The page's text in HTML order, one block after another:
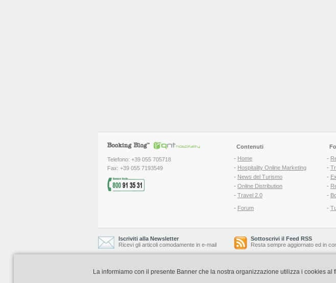
Telefono: +39 055 705718
Fax: +39 055 7193549
Contenuti
- Home
- Hospitality Online Marketing
- News del Turismo
- Online Distribution
- Travel 2.0
- Forum
-
-
-
-
-
-
Iscriviti alla Newsletter
Ricevi gli articoli comodamente in e-mail
Sottoscrivi il Feed RSS
Resta sempre aggiornato ed in
Booking Blog è realizzato e curato da
La informiamo con il presente Banner che la nostra organizzazione utilizza i cookies